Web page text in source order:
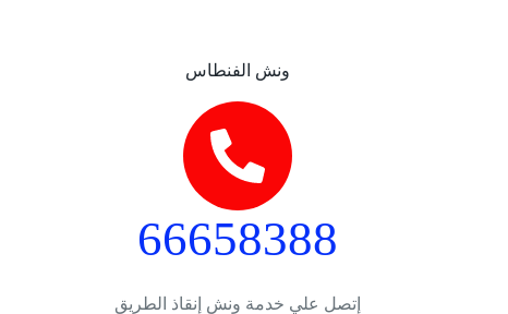
ونش الفنطاس
66658388
إتصل علي خدمة ونش إنقاذ الطريق